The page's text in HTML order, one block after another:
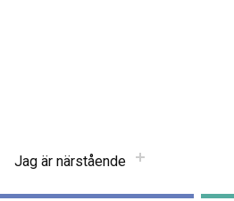
Jag är närstående